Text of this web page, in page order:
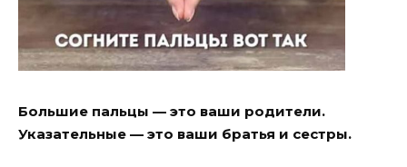
Большие пальцы — это ваши родители.
Указательные — это ваши братья и сестры.